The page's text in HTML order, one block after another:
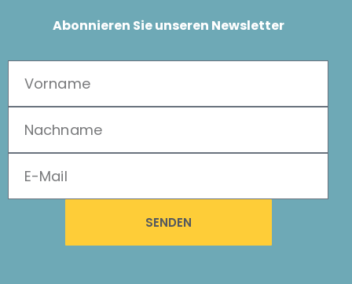
Abonnieren Sie unseren Newsletter
SENDEN